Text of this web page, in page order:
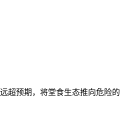
超预期，将堂食生态推向危险的